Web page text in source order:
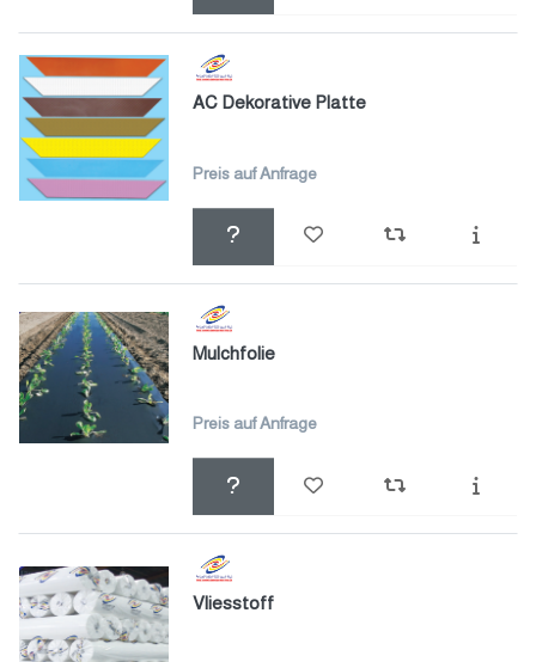
AC Dekorative Platte
Preis auf Anfrage
Mulchfolie
Preis auf Anfrage
Vliesstoff